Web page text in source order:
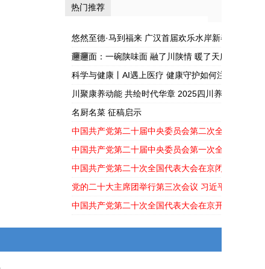
张开杰走进蓉漂
之...
力？
热门推荐
悠然至德·马到福来 广汉首届欢乐水岸新春嘉年华盛
𰻞𰻞面：一碗陕味面 融了川陕情 暖了天府胃
科学与健康丨AI遇上医疗 健康守护如何注入新活力
川聚康养动能 共绘时代华章 2025四川养生产业大
幕
名厨名菜 征稿启示
中国共产党第二十届中央委员会第二次全体会议公报
中国共产党第二十届中央委员会第一次全体会议公报
中国共产党第二十次全国代表大会在京闭幕
党的二十大主席团举行第三次会议 习近平主持会议
中国共产党第二十次全国代表大会在京开幕